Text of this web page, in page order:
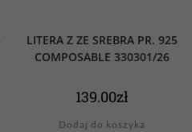
LITERA Z ZE SREBRA PR. 925
COMPOSABLE 330301/26
139.00zł
Dodaj do koszyka